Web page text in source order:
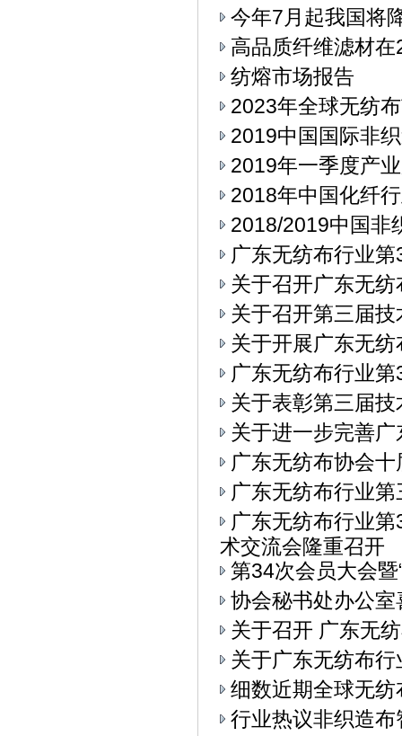
今年7月起我国将
高品质纤维滤材
纺熔市场报告
2023年全球无纺
2019中国国际非
2019年一季度产
2018年中国化纤
2018/2019中国非
广东无纺布行业
关于召开广东无
关于召开第三届
关于开展广东无
广东无纺布行业
关于表彰第三届
关于进一步完善
广东无纺布协会
广东无纺布行业
广东无纺布行业
术交流会隆重召开
第34次会员大会
协会秘书处办公室
关于召开 广东无
关于广东无纺布
细数近期全球无
行业热议非织造布